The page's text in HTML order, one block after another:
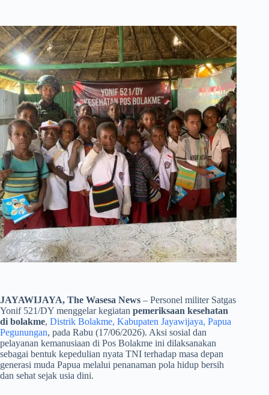
JAYAWIJAYA, The Wasesa News – Personel militer Satgas
Yonif 521/DY menggelar kegiatan pemeriksaan kesehatan
di bolakme, Distrik Bolakme, Kabupaten Jayawijaya, Papua
Pegunungan, pada Rabu (17/06/2026). Aksi sosial dan
pelayanan kemanusiaan di Pos Bolakme ini dilaksanakan
sebagai bentuk kepedulian nyata TNI terhadap masa depan
generasi muda Papua melalui penanaman pola hidup bersih
dan sehat sejak usia dini.